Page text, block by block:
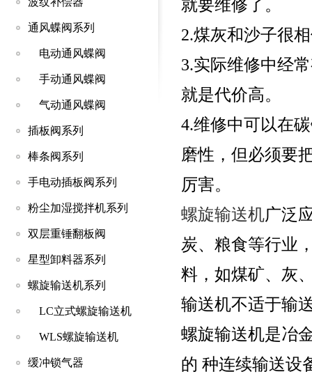
通风蝶阀系列
电动通风蝶阀
手动通风蝶阀
气动通风蝶阀
插板阀系列
棒条阀系列
手电动插板阀系列
粉尘加湿搅拌机系列
双层重锤翻板阀
星型卸料器系列
螺旋输送机系列
LC立式螺旋输送机
WLS螺旋输送机
缓冲锁气器
就要维修了。
2.煤灰和沙子很
3.实际维修中经
就是代价高。
4.维修中可以在
磨性，但必须要
厉害。
螺旋输送机广泛
炭、粮食等行业
料，如煤矿、灰
输送机不适于输
螺旋输送机是冶
的 种连续输送设